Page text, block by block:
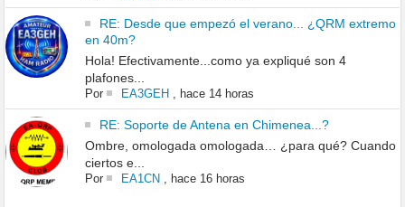
RE: Desde que empezó el verano... ¿QRM extremo
en 40m?
Hola! Efectivamente...como ya expliqué son 4
plafones...
Por EA3GEH, hace 14 horas
RE: Soporte de Antena en Chimenea...?
Ombre, omologada omologada… ¿para qué? Cuando
ciertos e...
Por EA1CN, hace 16 horas